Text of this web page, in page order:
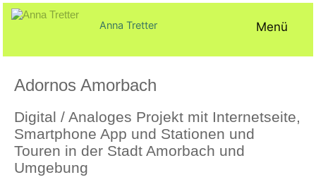
Zum
Inhalt
Anna Tretter Menü
Adornos Amorbach
am
21.
Juli
2022
ck@
Ausstellungen
permanent
Digital / Analoges Projekt mit Internetseite,
Smartphone App und Stationen und
Touren in der Stadt Amorbach und
Umgebung